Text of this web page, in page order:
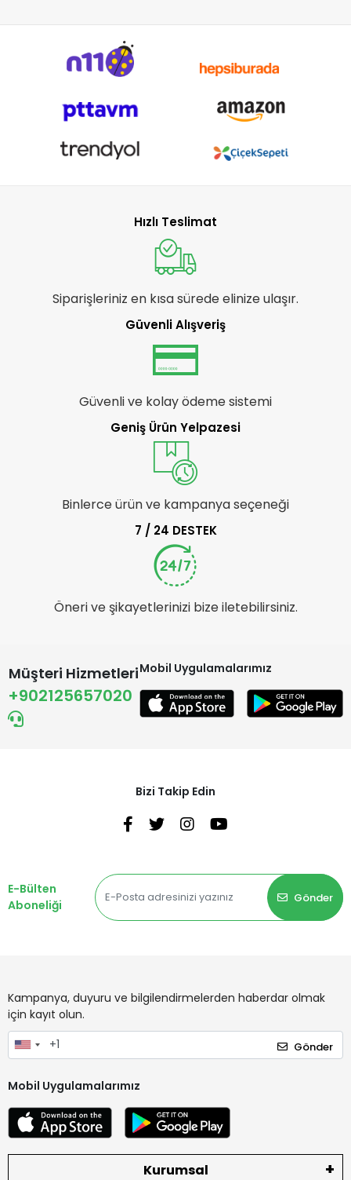
Hızlı Teslimat
Siparişleriniz en kısa sürede elinize ulaşır.
Güvenli Alışveriş
Güvenli ve kolay ödeme sistemi
Geniş Ürün Yelpazesi
Binlerce ürün ve kampanya seçeneği
7 / 24 DESTEK
Öneri ve şikayetlerinizi bize iletebilirsiniz.
Müşteri Hizmetleri
+902125657020
Mobil Uygulamalarımız
Bizi Takip Edin
E-Bülten
Aboneliği
Gönder
Kampanya, duyuru ve bilgilendirmelerden haberdar olmak
için kayıt olun.
Gönder
Mobil Uygulamalarımız
Kurumsal